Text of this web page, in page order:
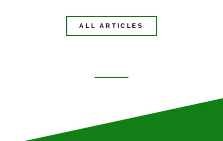
ALL ARTICLES